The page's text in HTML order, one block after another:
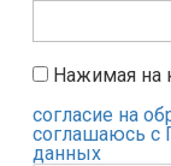
Нажимая на
согласие на
соглашаюсь с
данных